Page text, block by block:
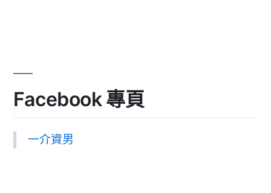
Facebook 專頁
一介資男